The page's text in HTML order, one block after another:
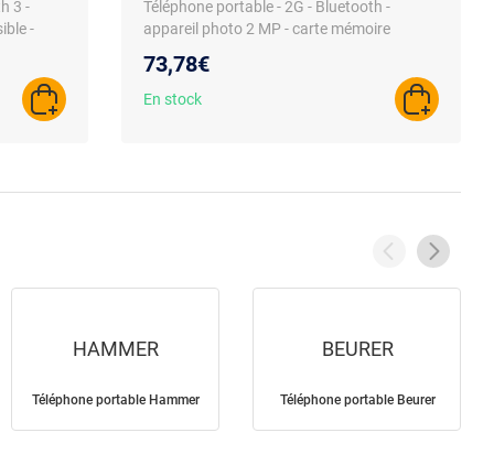
3 -
-
AJOUTER AU PANIER
Téléphone portable - 2G - Bluetooth -
appareil photo 2 MP - carte mémoire
73,78€
En stock
AJOUTER
HAMMER
Téléphone portable Hammer
BEURER
Téléphone portable Beurer